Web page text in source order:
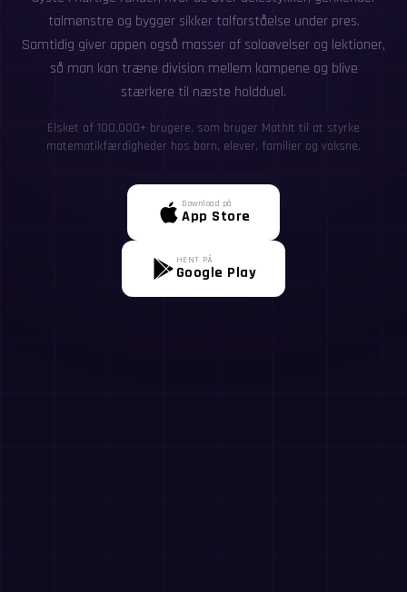
talmønstre og bygger sikker talforståelse under pres.
Samtidig giver appen også masser af soloøvelser og lektioner,
så man kan træne division mellem kampene og blive
stærkere til næste holdduel.
Elsket af 100,000+ brugere, som bruger MathIt til at styrke
matematikfærdigheder hos børn, elever, familier og voksne.
Download på
App Store
HENT PÅ
Google Play